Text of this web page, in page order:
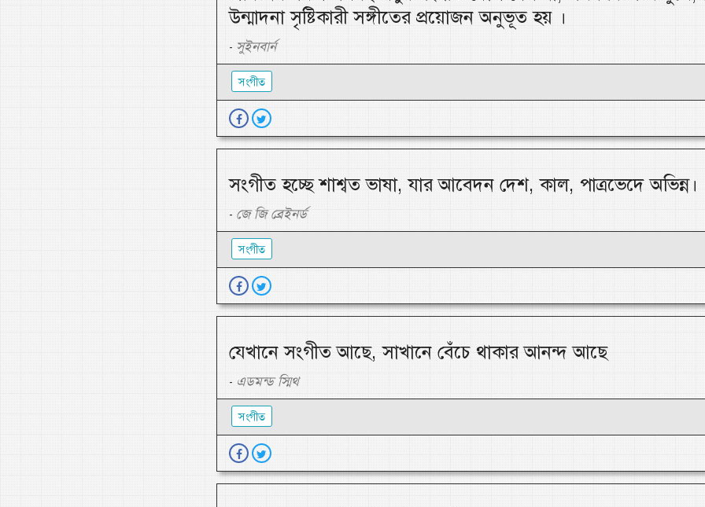
উন্মাদনা সৃষ্টিকারী সঙ্গীতের প্রয়োজন অনুভূত হয় ।
- সুইনবার্ন
সংগীত
সংগীত হচ্ছে শাশ্বত ভাষা, যার আবেদন দেশ, কাল, পাত্রভেদে অভিন্ন।
- জে জি ব্রেইনর্ড
সংগীত
যেখানে সংগীত আছে, সাখানে বেঁচে থাকার আনন্দ আছে
- এডমন্ড স্মিথ
সংগীত